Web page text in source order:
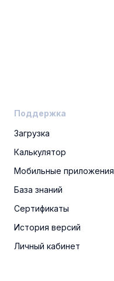
Поддержка
Загрузка
Калькулятор
Мобильные приложения
База знаний
Сертификаты
История версий
Личный кабинет